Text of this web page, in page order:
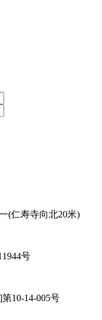
(仁寿寺向北20米)
号
10-14-005号